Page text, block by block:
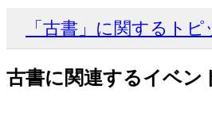
「古書」に関するト
古書に関連するイベン